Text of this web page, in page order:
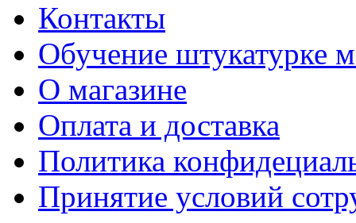
Контакты
Обучение штукатурке
О магазине
Оплата и доставка
Политика
Принятие условий